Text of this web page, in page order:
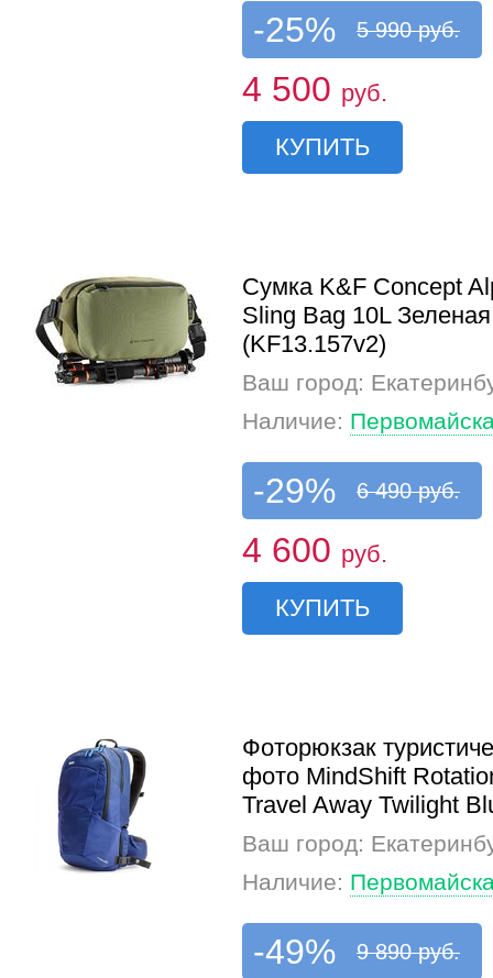
-25% 5 990 руб.
4 500 руб.
КУПИТЬ
Сумка K&F Concept
Sling Bag 10L Зеленая
(KF13.157v2)
Ваш город:
Наличие:
-29% 6 490 руб.
4 600 руб.
КУПИТЬ
Фоторюкзак
фото MindShift
Travel Away Twilight
Ваш город:
Наличие:
-49% 9 890 руб.